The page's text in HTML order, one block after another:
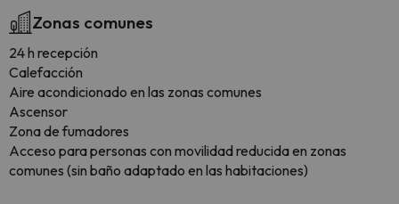
Zonas comunes
24 h recepción
Calefacción
Aire acondicionado en las zonas comunes
Ascensor
Zona de fumadores
Acceso para personas con movilidad reducida en zonas
comunes (sin baño adaptado en las habitaciones)